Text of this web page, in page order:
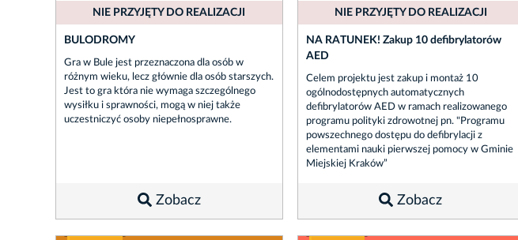
NIE PRZYJĘTY DO REALIZACJI
BULODROMY
Gra w Bule jest przeznaczona dla osób w
różnym wieku, lecz głównie dla osób starszych.
Jest to gra która nie wymaga szczególnego
wysiłku i sprawności, mogą w niej także
uczestniczyć osoby niepełnosprawne.
Zobacz
NIE PRZYJĘTY DO REALIZACJI
NA RATUNEK! Zakup 10 defibrylatorów
AED
Celem projektu jest zakup i montaż 10
ogólnodostępnych automatycznych
defibrylatorów AED w ramach realizowanego
programu polityki zdrowotnej pn. "Programu
powszechnego dostępu do defibrylacji z
elementami nauki pierwszej pomocy w Gminie
Miejskiej Kraków”
Zobacz